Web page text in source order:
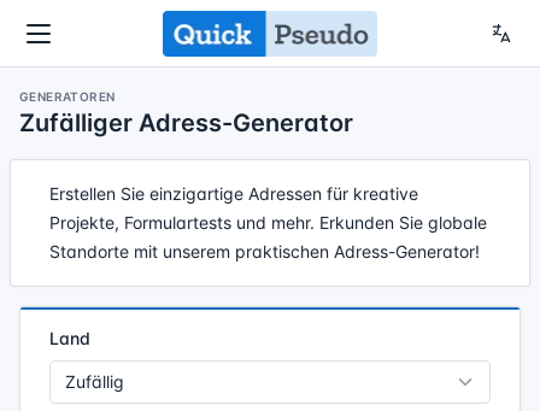
GENERATOREN
Zufälliger Adress-Generator
Erstellen Sie einzigartige Adressen für kreative
Projekte, Formulartests und mehr. Erkunden Sie globale
Standorte mit unserem praktischen Adress-Generator!
Land